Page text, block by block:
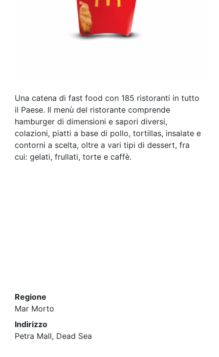
Una catena di fast food con 185 ristoranti in tutto
il Paese. Il menù del ristorante comprende
hamburger di dimensioni e sapori diversi,
colazioni, piatti a base di pollo, tortillas, insalate e
contorni a scelta, oltre a vari tipi di dessert, fra
cui: gelati, frullati, torte e caffè.
Regione
Mar Morto
Indirizzo
Petra Mall, Dead Sea